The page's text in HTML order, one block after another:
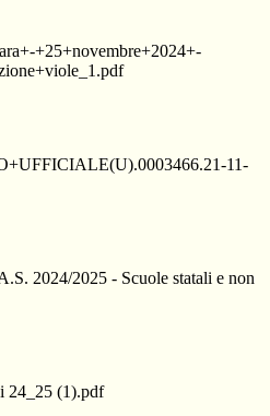
+25+novembre+2024+-
11-
2024/2025 - Scuole statali e non
24_25 (1).pdf